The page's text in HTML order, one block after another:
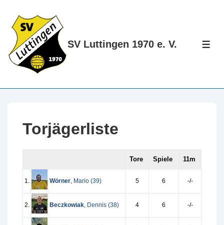
Zum
Inhalt
SV Luttingen 1970 e. V.
Torjägerliste
Tore Spiele 11m
1. Wörner, Mario (39) 5 6 -/-
2. Beczkowiak, Dennis (38) 4 6 -/-